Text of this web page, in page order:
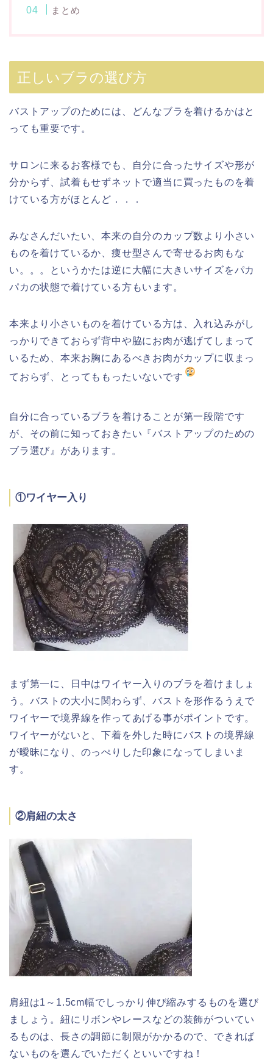
まとめ
正しいブラの選び方
バストアップのためには、どんなブラを着けるかはと
っても重要です。
サロンに来るお客様でも、自分に合ったサイズや形が
分からず、試着もせずネットで適当に買ったものを着
けている方がほとんど．．．
みなさんだいたい、本来の自分のカップ数より小さい
ものを着けているか、痩せ型さんで寄せるお肉もな
い。。。というかたは逆に大幅に大きいサイズをパカ
パカの状態で着けている方もいます。
本来より小さいものを着けている方は、入れ込みがし
っかりできておらず背中や脇にお肉が逃げてしまって
いるため、本来お胸にあるべきお肉がカップに収まっ
ておらず、とってももったいないです
自分に合っているブラを着けることが第一段階です
が、その前に知っておきたい『バストアップのための
ブラ選び』があります。
①ワイヤー入り
まず第一に、日中はワイヤー入りのブラを着けましょ
う。バストの大小に関わらず、バストを形作るうえで
ワイヤーで境界線を作ってあげる事がポイントです。
ワイヤーがないと、下着を外した時にバストの境界線
が曖昧になり、のっぺりした印象になってしまいま
す。
②肩紐の太さ
肩紐は1～1.5cm幅でしっかり伸び縮みするものを選び
ましょう。紐にリボンやレースなどの装飾がついてい
るものは、長さの調節に制限がかかるので、できれば
ないものを選んでいただくといいですね！